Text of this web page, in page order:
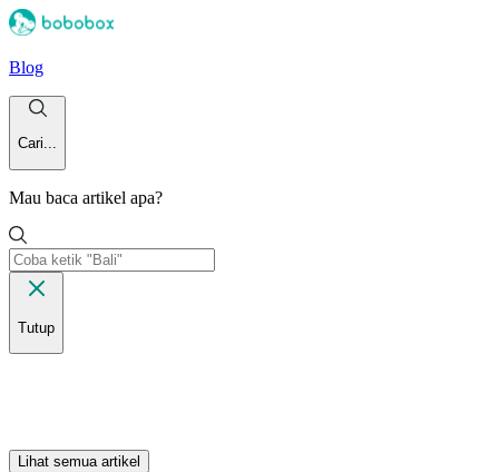
Blog
Cari...
Mau baca artikel apa?
Tutup
Lihat semua artikel